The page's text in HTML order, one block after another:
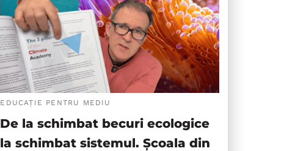
EDUCAȚIE PENTRU MEDIU
De la schimbat becuri ecologice
la schimbat sistemul. Școala din